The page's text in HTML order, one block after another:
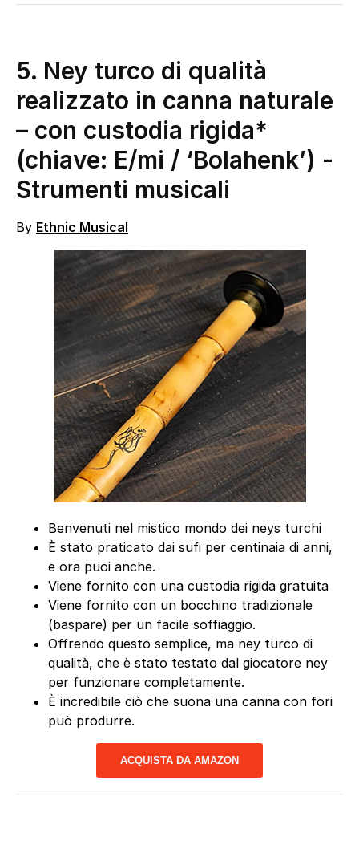
5. Ney turco di qualità
realizzato in canna naturale
– con custodia rigida*
(chiave: E/mi / ‘Bolahenk’) -
Strumenti musicali
By Ethnic Musical
Benvenuti nel mistico mondo dei neys turchi
È stato praticato dai sufi per centinaia di anni,
e ora puoi anche.
Viene fornito con una custodia rigida gratuita
Viene fornito con un bocchino tradizionale
(baspare) per un facile soffiaggio.
Offrendo questo semplice, ma ney turco di
qualità, che è stato testato dal giocatore ney
per funzionare completamente.
È incredibile ciò che suona una canna con fori
può produrre.
ACQUISTA DA AMAZON